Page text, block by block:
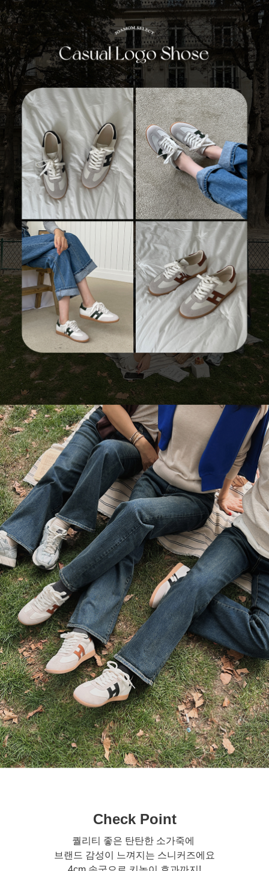
Check Point
퀄리티 좋은 탄탄한 소가죽에
브랜드 감성이 느껴지는 스니커즈에요